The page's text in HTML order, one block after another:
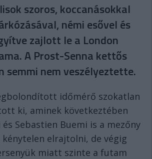
szoros, koccanásokkal
némi esővel és
zajlott le a London
A Prost-Senna kettős
semmi nem veszélyeztette.
időmérő szokatlan
ki, aminek következtében
és Sebastien Buemi is a mezőny
elrajtolni, de végig
miatt szinte a futam